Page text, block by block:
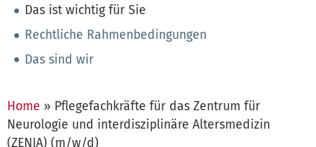
Das ist wichtig für Sie
Rechtliche Rahmenbedingungen
Das sind wir
Home » Pflegefachkräfte für das Zentrum für
Neurologie und interdisziplinäre Altersmedizin
(ZENIA) (m/w/d)